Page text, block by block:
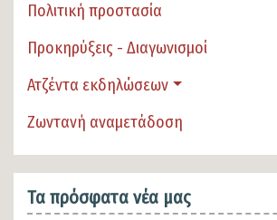
Πολιτική προστασία
Προκηρύξεις - Διαγωνισμοί
Ατζέντα εκδηλώσεων
Ζωντανή αναμετάδοση
Τα πρόσφατα νέα μας